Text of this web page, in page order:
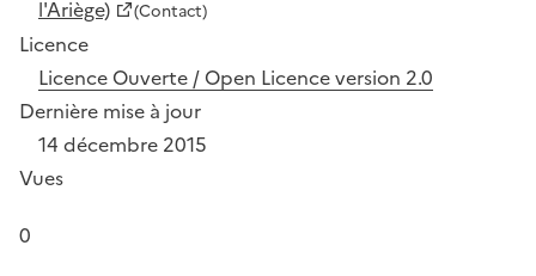
l'Ariège)
(Contact)
Licence
Licence Ouverte / Open Licence version 2.0
Dernière mise à jour
14 décembre 2015
Vues
0